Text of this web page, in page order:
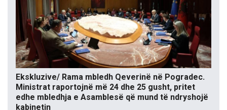
Ekskluzive/ Rama mbledh Qeverinë në Pogradec.
Ministrat raportojnë më 24 dhe 25 gusht, pritet
edhe mbledhja e Asamblesë që mund të ndryshojë
kabinetin